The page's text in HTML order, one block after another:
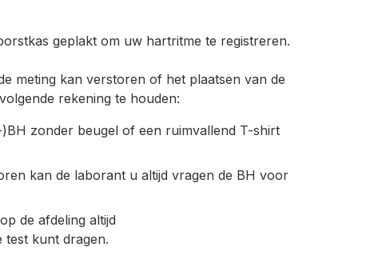
geplakt om uw hartritme te registreren.
meting kan verstoren of het plaatsen van de
rekening te houden:
zonder beugel of een ruimvallend T-shirt
kan de laborant u altijd vragen de BH voor
de afdeling altijd
test kunt dragen.